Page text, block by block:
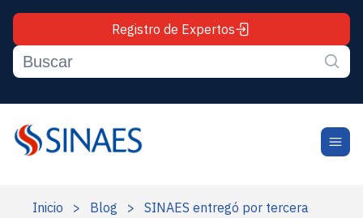
Registro de Expertos
Inicio > Blog >
SINAES entregó por tercera